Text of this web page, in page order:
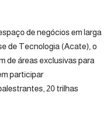
de negócios em larga
de Tecnologia (Acate), o
de áreas exclusivas para
participar
20 trilhas